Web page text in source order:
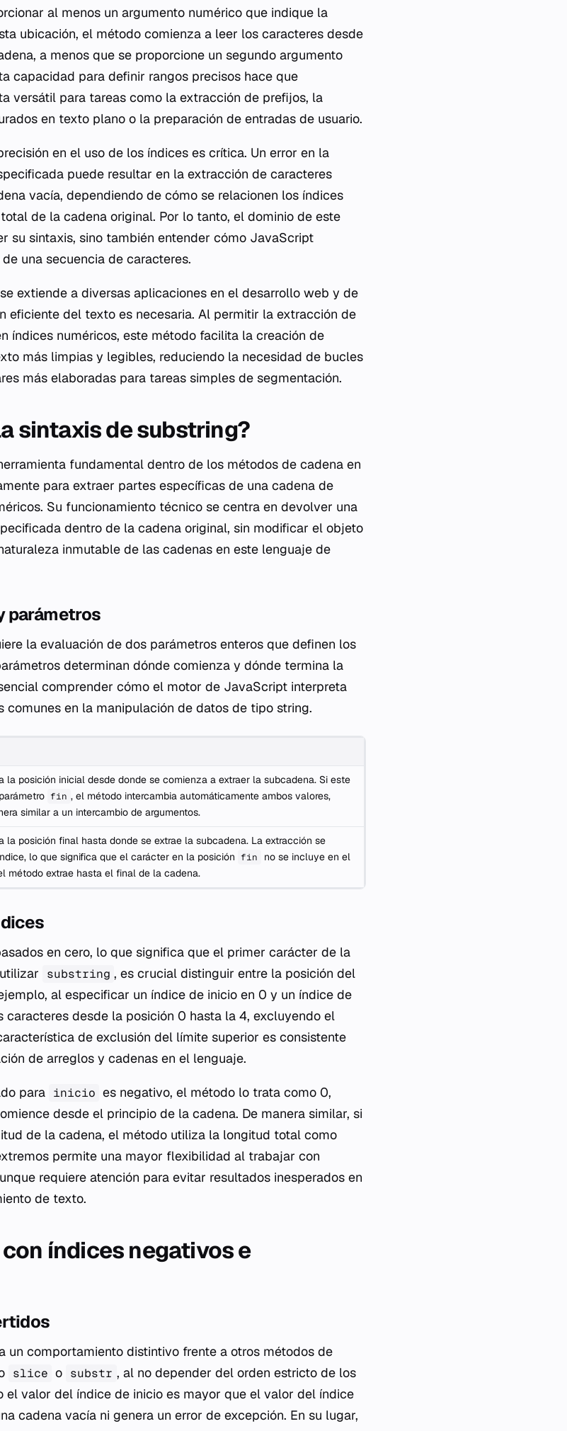
al menos un argumento numérico que indique la
ubicación, el método comienza a leer los caracteres desde
a menos que se proporcione un segundo argumento
capacidad para definir rangos precisos hace que
versátil para tareas como la extracción de prefijos, la
en texto plano o la preparación de entradas de usuario.
en el uso de los índices es crítica. Un error en la
puede resultar en la extracción de caracteres
vacía, dependiendo de cómo se relacionen los índices
de la cadena original. Por lo tanto, el dominio de este
su sintaxis, sino también entender cómo JavaScript
una secuencia de caracteres.
se extiende a diversas aplicaciones en el desarrollo web y de
eficiente del texto es necesaria. Al permitir la extracción de
índices numéricos, este método facilita la creación de
más limpias y legibles, reduciendo la necesidad de bucles
más elaboradas para tareas simples de segmentación.
sintaxis de substring?
fundamental dentro de los métodos de cadena en
para extraer partes específicas de una cadena de
Su funcionamiento técnico se centra en devolver una
dentro de la cadena original, sin modificar el objeto
inmutable de las cadenas en este lenguaje de
parámetros
la evaluación de dos parámetros enteros que definen los
determinan dónde comienza y dónde termina la
comprender cómo el motor de JavaScript interpreta
comunes en la manipulación de datos de tipo string.
la posición inicial desde donde se comienza a extraer la subcadena. Si este
fin , el método intercambia automáticamente ambos valores,
similar a un intercambio de argumentos.
la posición final hasta donde se extrae la subcadena. La extracción se
lo que significa que el carácter en la posición fin
no se incluye en el
método extrae hasta el final de la cadena.
en cero, lo que significa que el primer carácter de la
substring , es crucial distinguir entre la posición del
al especificar un índice de inicio en 0 y un índice de
desde la posición 0 hasta la 4, excluyendo el
de exclusión del límite superior es consistente
de arreglos y cadenas en el lenguaje.
para inicio es negativo, el método lo trata como 0,
desde el principio de la cadena. De manera similar, si
de la cadena, el método utiliza la longitud total como
permite una mayor flexibilidad al trabajar con
requiere atención para evitar resultados inesperados en
de texto.
índices negativos e
un comportamiento distintivo frente a otros métodos de
slice o substr , al no depender del orden estricto de los
el valor del índice de inicio es mayor que el valor del índice
cadena vacía ni genera un error de excepción. En su lugar,